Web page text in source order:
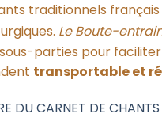
traditionnels
Le Boute-
parties pour
transportable et
DU CARNET DE CHANTS